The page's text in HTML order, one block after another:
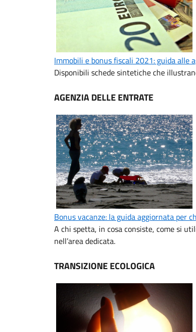
Immobili e bonus fiscali 2021: guida alle
Disponibili schede sintetiche che
AGENZIA DELLE ENTRATE
Bonus vacanze: la guida aggiornata per
A chi spetta, in cosa consiste, come si
nell’area dedicata.
TRANSIZIONE ECOLOGICA